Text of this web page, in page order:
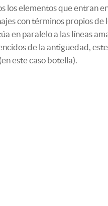
los elementos que entran
con términos propios
en paralelo a las líneas
de la antigüedad,
este caso botella).